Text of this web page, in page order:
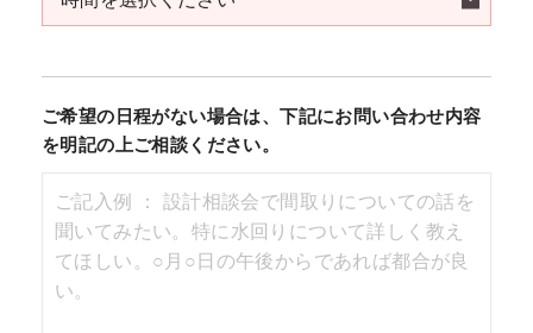
ご希望の日程がない場合は、下記にお問い合わせ内容
を明記の上ご相談ください。